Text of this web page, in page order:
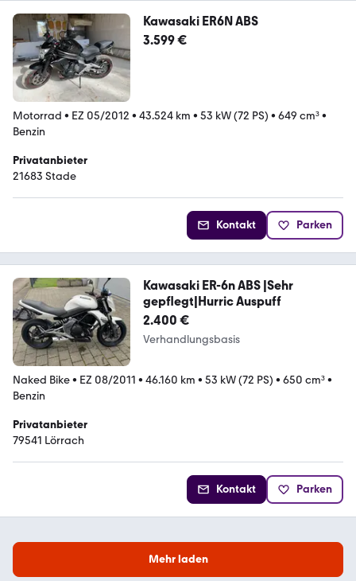
Kawasaki ER6N ABS
3.599 €
Motorrad • EZ 05/2012 • 43.524 km • 53 kW (72 PS) • 649 cm³•
Benzin
Privatanbieter
21683 Stade
Kontakt Parken
Kawasaki ER-6n ABS |Sehr
gepflegt|Hurric Auspuff
2.400 €
Verhandlungsbasis
Naked Bike• EZ 08/2011 • 46.160 km • 53 kW (72 PS) • 650 cm³•
Benzin
Privatanbieter
79541 Lörrach
Kontakt Parken
Mehr laden